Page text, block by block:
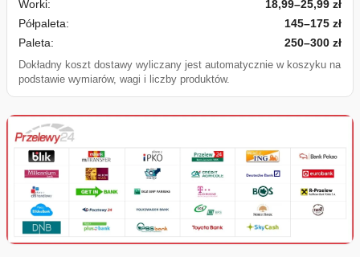
Worki:
18,99–25,99 zł
Półpaleta:
145–175 zł
Paleta:
250–300 zł
Dokładny koszt dostawy wyliczany jest automatycznie w koszyku na
podstawie wymiarów, wagi i liczby produktów.